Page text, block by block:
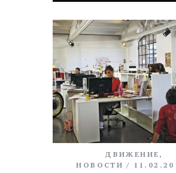
ДВИЖЕНИЕ ,
НОВОСТИ